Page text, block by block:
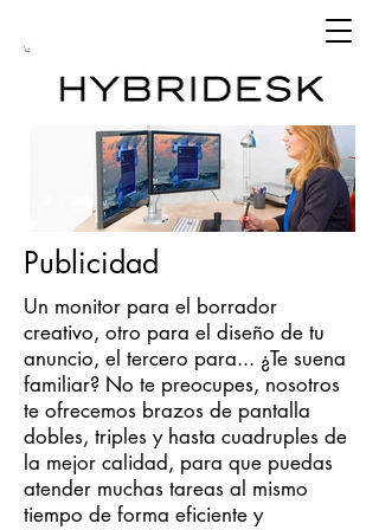
Publicidad
Un monitor para el borrador
creativo, otro para el diseño de tu
anuncio, el tercero para... ¿Te suena
familiar? No te preocupes, nosotros
te ofrecemos brazos de pantalla
dobles, triples y hasta cuadruples de
la mejor calidad, para que puedas
atender muchas tareas al mismo
tiempo de forma eficiente y